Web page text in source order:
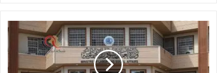
وزارة
العمل
قراراً
ازاء